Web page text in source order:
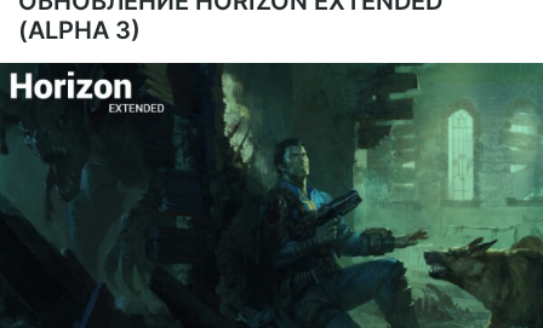
(ALPHA 3)